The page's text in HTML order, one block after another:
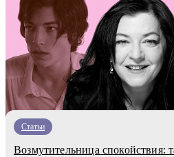
Статьи
Возмутительница спокойствия: